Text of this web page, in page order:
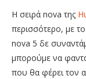
Η σειρά nova της
περισσότερο, με
nova 5 δε
μπορούμε να
που θα φέρει τον